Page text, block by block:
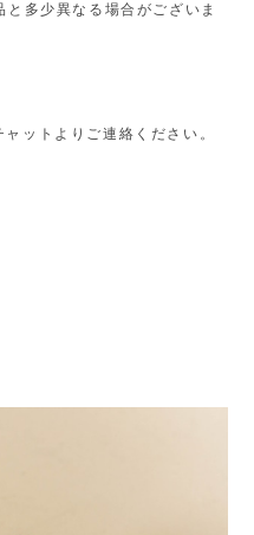
多少異なる場合がございま
ャットよりご連絡ください。